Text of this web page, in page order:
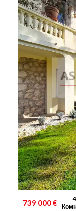
739 000 €
4